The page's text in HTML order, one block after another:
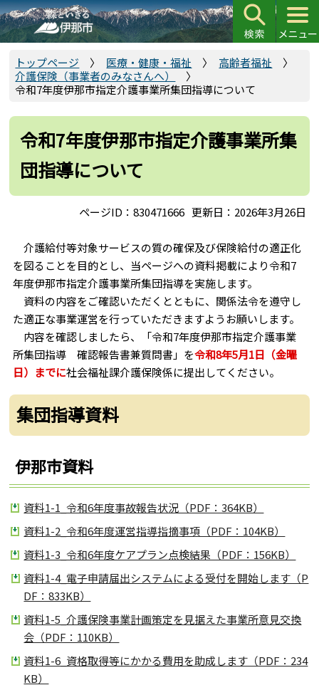
こ
の
ペ
先
トップページ 医療・健康・福祉
高齢者福祉
介護保険（事業者のみなさんへ）
令和7年度伊那市指定介護事業所集団指導について
令和7年度伊那市指定介護事業所集
団指導について
ページID：830471666 更新日：2026年3月26日
介護給付等対象サービスの質の確保及び保険給付の適正化
を図ることを目的とし、当ページへの資料掲載により令和7
年度伊那市指定介護事業所集団指導を実施します。
資料の内容をご確認いただくとともに、関係法令を遵守し
た適正な事業運営を行っていただきますようお願いします。
内容を確認しましたら、「令和7年度伊那市指定介護事業
所集団指導 確認報告書兼質問書」を令和8年5月1日（金曜
日）までに社会福祉課介護保険係に提出してください。
集団指導資料
伊那市資料
資料1-1_令和6年度事故報告状況（PDF：364KB）
資料1-2_令和6年度運営指導指摘事項（PDF：104KB）
資料1-3_令和6年度ケアプラン点検結果（PDF：156KB）
資料1-4_電子申請届出システムによる受付を開始します（P
DF：833KB）
資料1-5_介護保険事業計画策定を見据えた事業所意見交換
会（PDF：110KB）
資料1-6_資格取得等にかかる費用を助成します（PDF：234
KB）